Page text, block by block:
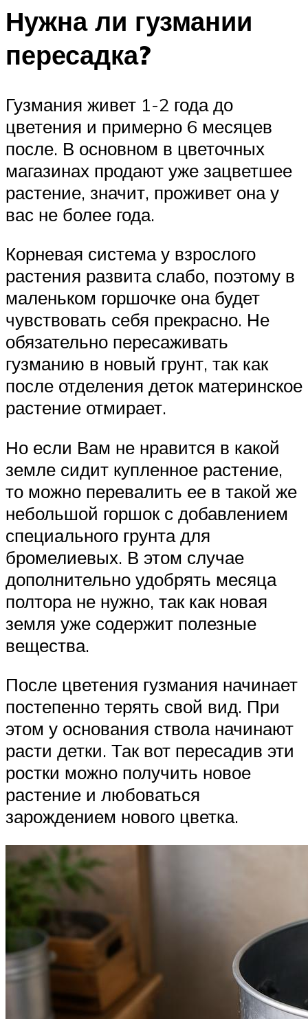
Нужна ли гузмании
пересадка?
Гузмания живет 1-2 года до
цветения и примерно 6 месяцев
после. В основном в цветочных
магазинах продают уже зацветшее
растение, значит, проживет она у
вас не более года.
Корневая система у взрослого
растения развита слабо, поэтому в
маленьком горшочке она будет
чувствовать себя прекрасно. Не
обязательно пересаживать
гузманию в новый грунт, так как
после отделения деток материнское
растение отмирает.
Но если Вам не нравится в какой
земле сидит купленное растение,
то можно перевалить ее в такой же
небольшой горшок с добавлением
специального грунта для
бромелиевых. В этом случае
дополнительно удобрять месяца
полтора не нужно, так как новая
земля уже содержит полезные
вещества.
После цветения гузмания начинает
постепенно терять свой вид. При
этом у основания ствола начинают
расти детки. Так вот пересадив эти
ростки можно получить новое
растение и любоваться
зарождением нового цветка.